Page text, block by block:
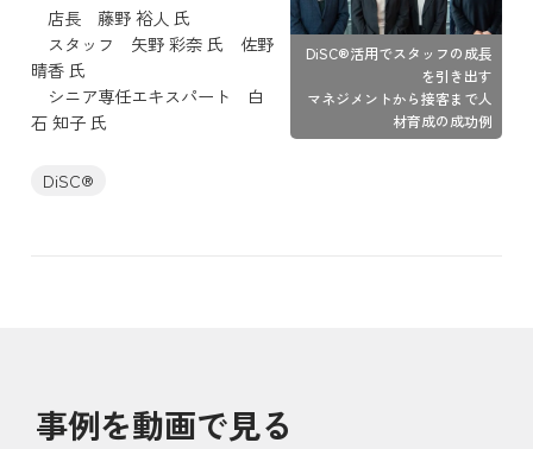
DiSC®活用でスタッフの成長
を引き出す
マネジメントから接客まで人
材育成の成功例
店長 藤野 裕人 氏
スタッフ 矢野 彩奈 氏 佐野
晴香 氏
シニア専任エキスパート 白
石 知子 氏
DiSC®
事例を動画で見る